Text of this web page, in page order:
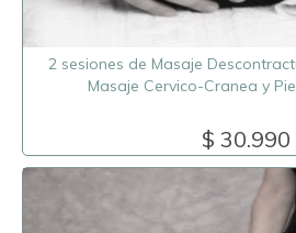
2 sesiones de Masaje
Masaje Cervico-Cranea y
$ 30.990